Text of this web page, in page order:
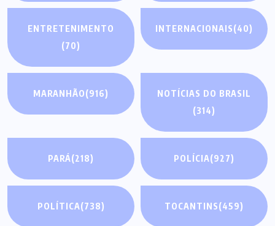
ENTRETENIMENTO
(70)
INTERNACIONAIS(40)
MARANHÃO(916)
NOTÍCIAS DO BRASIL
(314)
PARÁ(218) POLÍCIA(927)
POLÍTICA(738) TOCANTINS(459)